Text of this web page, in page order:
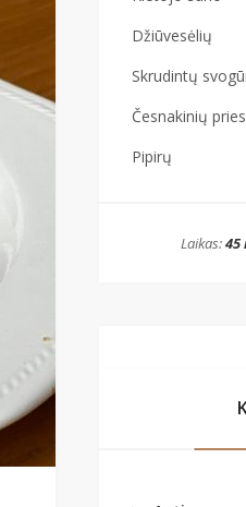
Džiūvesėlių
Skrudintų
Česnakinių
Pipirų
Laikas:45